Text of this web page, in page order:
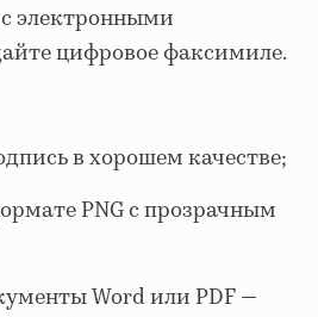
электронными
цифровое факсимиле.
в хорошем качестве;
PNG с прозрачным
Word или PDF —